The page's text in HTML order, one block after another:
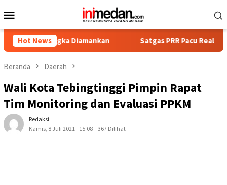
ke
Mobile
Hot News
Diamankan Satgas PRR Pacu Realisasi
Beranda Daerah
Wali Kota Tebingtinggi Pimpin Rapat
Tim Monitoring dan Evaluasi PPKM
Redaksi
Kamis, 8 Juli 2021 - 15:08
367 Dilihat